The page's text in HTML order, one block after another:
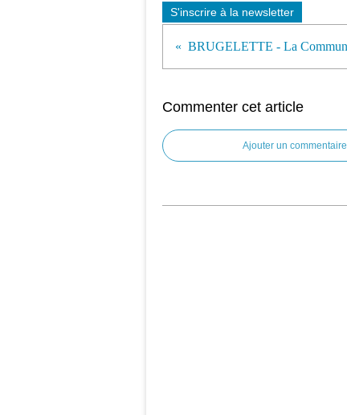
S'inscrire à la newsletter
Commenter cet article
Ajouter un commentaire